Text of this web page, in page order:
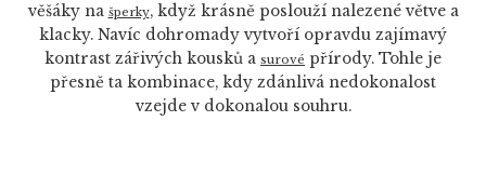
věšáky na šperky, když krásně poslouží nalezené větve a
klacky. Navíc dohromady vytvoří opravdu zajímavý
kontrast zářivých kousků a surové přírody. Tohle je
přesně ta kombinace, kdy zdánlivá nedokonalost
vzejde v dokonalou souhru.